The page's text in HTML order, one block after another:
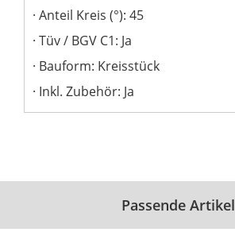
Anteil Kreis (°): 45
Tüv / BGV C1: Ja
Bauform: Kreisstück
Inkl. Zubehör: Ja
Passende Artikel